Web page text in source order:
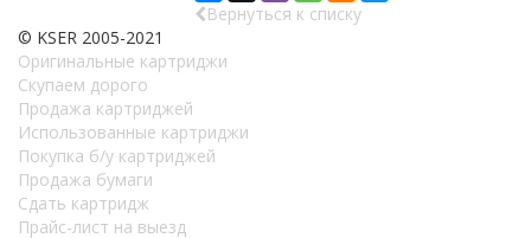
Вернуться к списку
© KSER 2005-2021
Оригинальные картриджи
Скупаем дорого
Продажа картриджей
Использованные картриджи
Покупка б/у картриджей
Продажа бумаги
Сдать картридж
Прайс-лист на выезд